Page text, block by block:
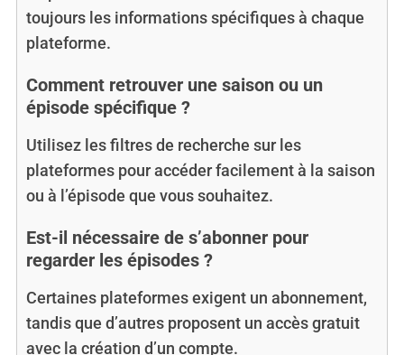
toujours les informations spécifiques à chaque
plateforme.
Comment retrouver une saison ou un
épisode spécifique ?
Utilisez les filtres de recherche sur les
plateformes pour accéder facilement à la saison
ou à l’épisode que vous souhaitez.
Est-il nécessaire de s’abonner pour
regarder les épisodes ?
Certaines plateformes exigent un abonnement,
tandis que d’autres proposent un accès gratuit
avec la création d’un compte.